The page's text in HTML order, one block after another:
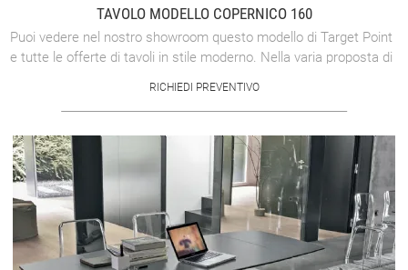
TAVOLO MODELLO COPERNICO 160
Puoi vedere nel nostro showroom questo modello di Target Point
e tutte le offerte di tavoli in stile moderno. Nella varia proposta di
RICHIEDI PREVENTIVO